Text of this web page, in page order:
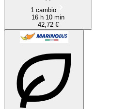
1 cambio
16 h 10 min
42,72 €